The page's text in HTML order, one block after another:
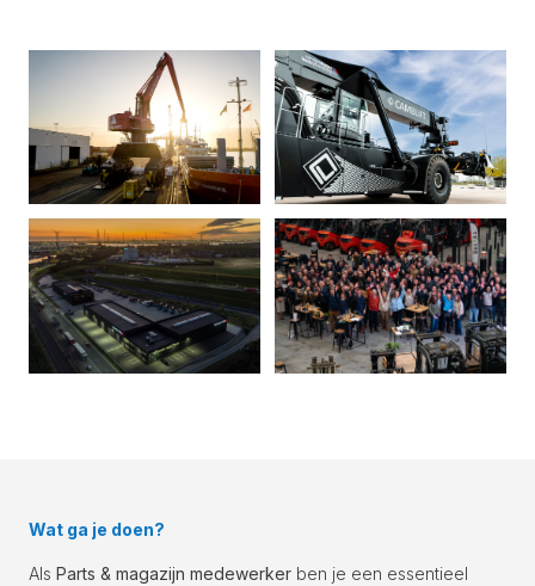
Wat ga je doen?
Als Parts & magazijn medewerker ben je een essentieel